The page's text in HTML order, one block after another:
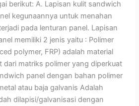
berikut: A. Lapisan kulit sandwich
kegunaannya untuk menahan
pada lenturan panel. Lapisan
memiliki 2 jenis yaitu : Polimer
polymer, FRP) adalah material
dari matriks polimer yang diperkuat
panel dengan bahan polimer
atau baja galvanis Adalah
dilapisi/galvanisasi dengan